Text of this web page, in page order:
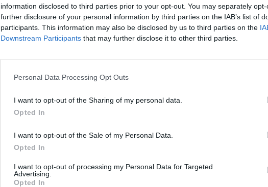
information disclosed to third parties prior to your opt-out. You may separately
further disclosure of your personal information by third parties on the IAB’s list of
participants. This information may also be disclosed by us to third parties on the
Downstream Participants that may further disclose it to other third parties.
Personal Data Processing Opt Outs
I want to opt-out of the Sharing of my personal data.
Opted In
I want to opt-out of the Sale of my Personal Data.
Opted In
I want to opt-out of processing my Personal Data for Targeted
Advertising.
Opted In